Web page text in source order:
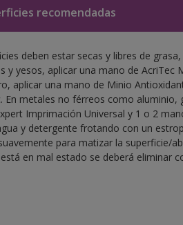
recomendadas
deben estar secas y libres de
y yesos, aplicar una mano de AcriTec
aplicar una mano de Minio
En metales no férreos como
Imprimación Universal y 1 o 2
y detergente frotando con un
para matizar la superficie/
está en mal estado se deberá eliminar